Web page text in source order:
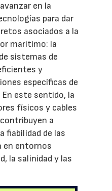
en la
para dar
asociados a la
marítimo: la
sistemas de
y
específicas de
este sentido, la
físicos y cables
a
fiabilidad de las
en entornos
la salinidad y las